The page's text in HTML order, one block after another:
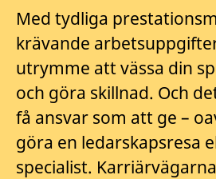
Med tydliga
krävande
utrymme att vässa din
och göra skillnad. Och
få ansvar som att ge –
göra en ledarskapsresa
specialist.